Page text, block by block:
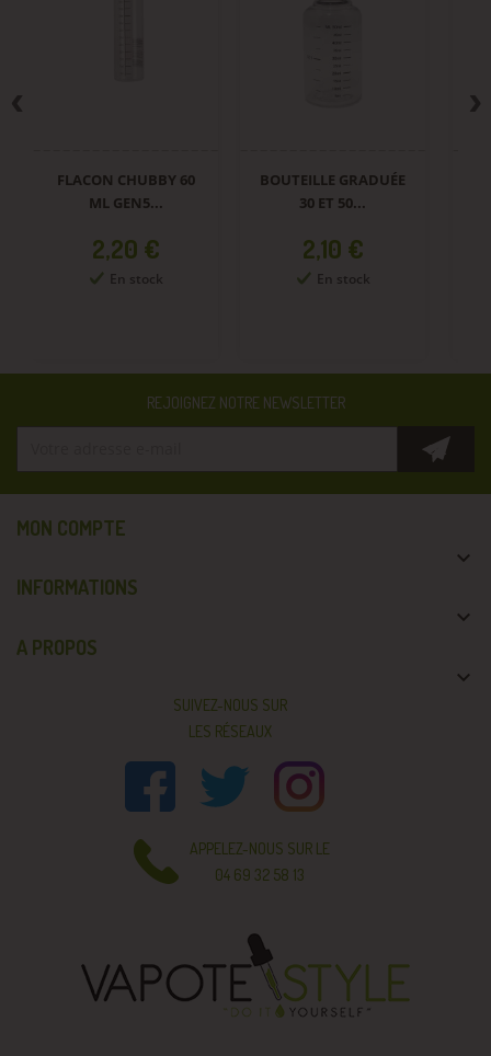
FLACON CHUBBY 60
ML GEN5...
Prix
2,20 €
En stock
BOUTEILLE GRADUÉE
30 ET 50...
Prix
2,10 €
En stock
REJOIGNEZ NOTRE NEWSLETTER
MON COMPTE

INFORMATIONS

A PROPOS

SUIVEZ-NOUS SUR
LES RÉSEAUX
APPELEZ-NOUS SUR LE
04 69 32 58 13